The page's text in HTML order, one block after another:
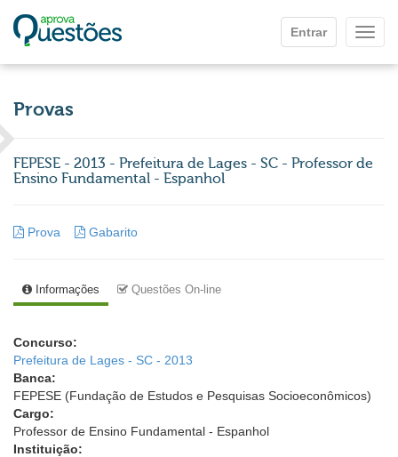
Entrar
Provas
FEPESE - 2013 - Prefeitura de Lages - SC - Professor de
Ensino Fundamental - Espanhol
Prova Gabarito
Informações Questões On-line
Concurso:
Prefeitura de Lages - SC - 2013
Banca:
FEPESE (Fundação de Estudos e Pesquisas Socioeconômicos)
Cargo:
Professor de Ensino Fundamental - Espanhol
Instituição: